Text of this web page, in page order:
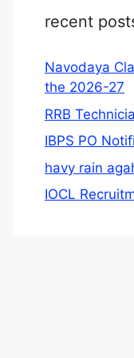
recent
Navodaya
the 2026-27
RRB
IBPS PO
havy rain
IOCL